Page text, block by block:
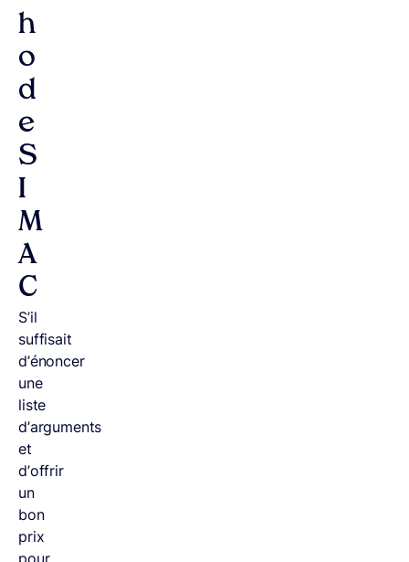
h
o
d
e
S
I
M
A
C
S’il
suffisait
d’énoncer
une
liste
d’arguments
et
d’offrir
un
bon
prix